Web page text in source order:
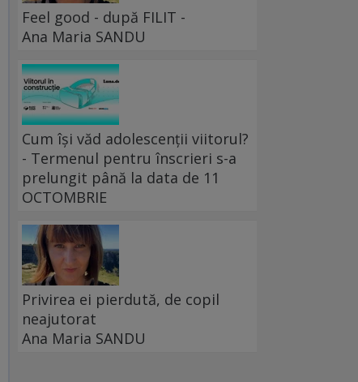
Feel good - după FILIT -
Ana Maria SANDU
Cum își văd adolescenții viitorul?
- Termenul pentru înscrieri s-a
prelungit până la data de 11
OCTOMBRIE
Privirea ei pierdută, de copil
neajutorat
Ana Maria SANDU